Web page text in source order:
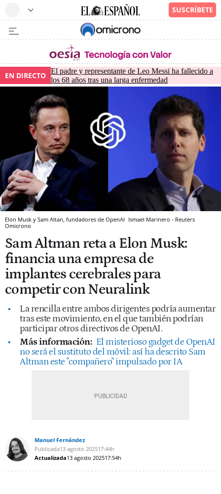
EN DIRECTO El padre y representante de Leo Messi ha fallecido a
los 68 años tras una larga enfermedad
Elon Musk y Sam Altan, fundadores de OpenAI Ismael Marinero - Reuters
Omicrono
Sam Altman reta a Elon Musk:
financia una empresa de
implantes cerebrales para
competir con Neuralink
La rencilla entre ambos dirigentes podría aumentar
tras este movimiento, en el que también podrían
participar otros directivos de OpenAI.
Más información: El misterioso gadget de OpenAI
no será el sustituto del móvil: así ha descrito Sam
Altman este "compañero" impulsado por IA
Manuel Fernández
Publicada13 agosto 202517:44h
Actualizada13 agosto 202517:54h